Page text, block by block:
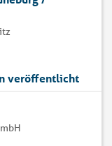
veröffentlicht